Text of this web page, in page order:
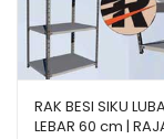
RAK BESI SIKU
LEBAR 60 cm |